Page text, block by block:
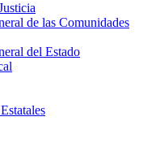
de las Comunidades
del Estado